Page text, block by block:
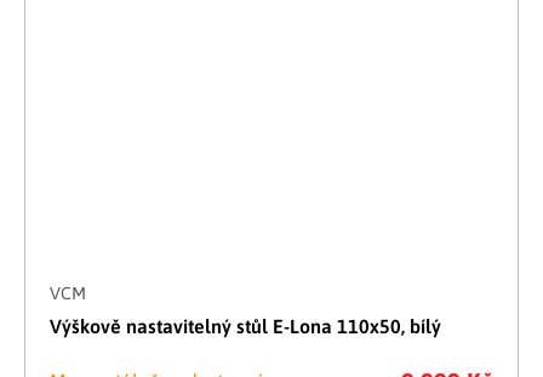
VCM
Výškově nastavitelný stůl E-Lona 110x50, bílý